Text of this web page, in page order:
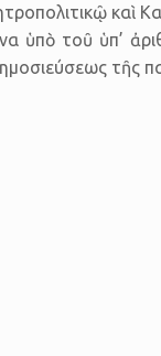
ὑπὸ τοῦ ὑπ’
τῆς